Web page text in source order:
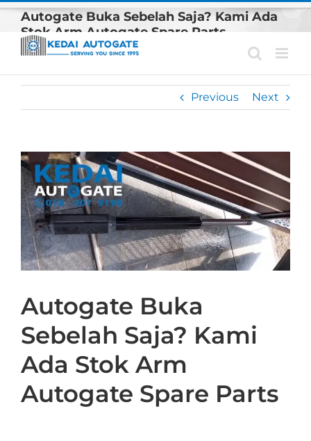
Skip
content
Autogate Buka Sebelah Saja? Kami Ada
Stok Arm Autogate Spare Parts
Previous Next
View
Larger
Image
Autogate Buka
Sebelah Saja? Kami
Ada Stok Arm
Autogate Spare Parts